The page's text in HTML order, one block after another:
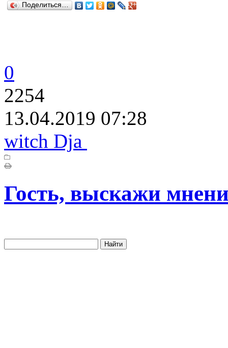
Поделиться…
0
2254
13.04.2019 07:28
witch Dja
Гость, выскажи